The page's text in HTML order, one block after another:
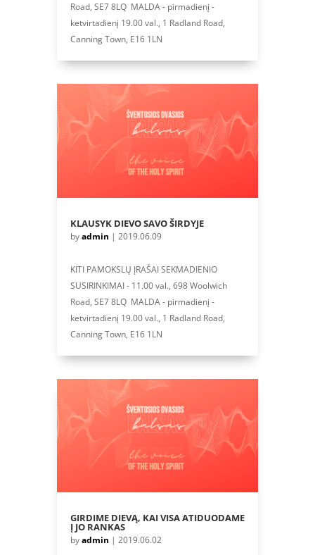
Road, SE7 8LQ MALDA - pirmadienį -
ketvirtadienį 19.00 val., 1 Radland Road,
Canning Town, E16 1LN
KLAUSYK DIEVO SAVO ŠIRDYJE
byadmin | 2019.06.09
KITI PAMOKSLŲ ĮRAŠAI SEKMADIENIO
SUSIRINKIMAI - 11.00 val., 698 Woolwich
Road, SE7 8LQ MALDA - pirmadienį -
ketvirtadienį 19.00 val., 1 Radland Road,
Canning Town, E16 1LN
GIRDIME DIEVĄ, KAI VISA ATIDUODAME
Į JO RANKAS
byadmin | 2019.06.02